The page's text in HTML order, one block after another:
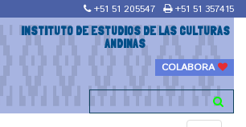
+51 51 205547 +51 51 357415
INSTITUTO DE ESTUDIOS DE LAS CULTURAS
ANDINAS
COLABORA